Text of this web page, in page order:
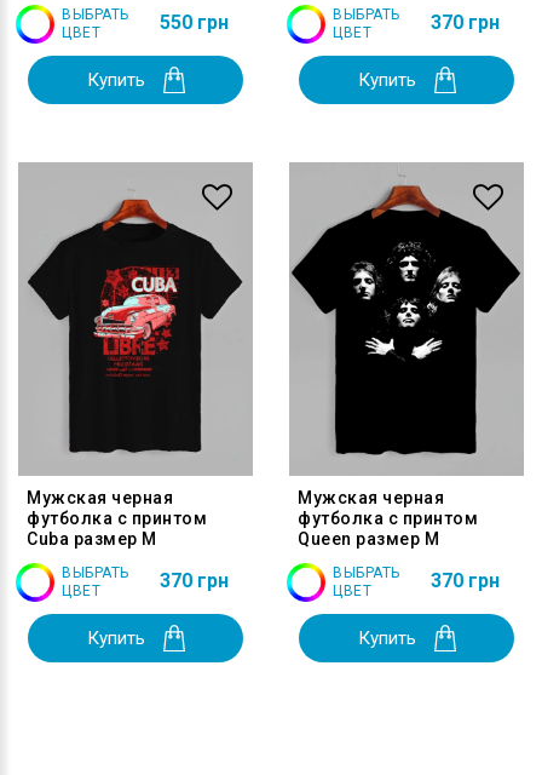
ВЫБРАТЬ
ЦВЕТ
550 грн
Купить
ВЫБРАТЬ
ЦВЕТ
370 грн
Купить
Мужская черная
футболка с принтом
Cuba размер M
ВЫБРАТЬ
ЦВЕТ
370 грн
Купить
Мужская черная
футболка с принтом
Queen размер M
ВЫБРАТЬ
ЦВЕТ
370 грн
Купить